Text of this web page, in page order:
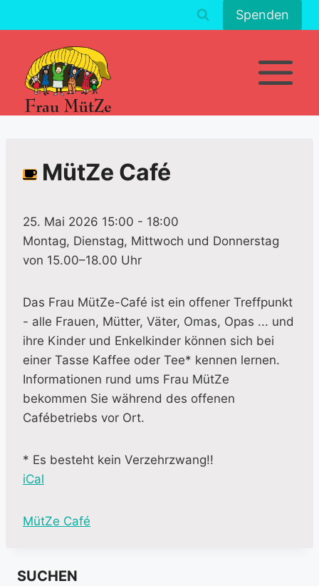
Inhalt
Spenden
MütZe Café
25. Mai 2026 15:00 - 18:00
Montag, Dienstag, Mittwoch und Donnerstag
von 15.00–18.00 Uhr
Das Frau MütZe-Café ist ein offener Treffpunkt
- alle Frauen, Mütter, Väter, Omas, Opas ... und
ihre Kinder und Enkelkinder können sich bei
einer Tasse Kaffee oder Tee* kennen lernen.
Informationen rund ums Frau MütZe
bekommen Sie während des offenen
Cafébetriebs vor Ort.
* Es besteht kein Verzehrzwang!!
iCal
M
e
MütZe Café
SUCHEN